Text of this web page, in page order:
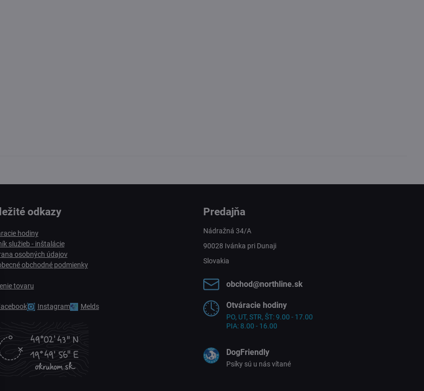
odkazy
hodiny
služieb - inštalácie
osobných údajov
obchodné podmienky
tovaru
Instagram Melds
Predajňa
Nádražná 34/A
90028 Ivánka pri Dunaji
Slovakia
obchod​@northline​.sk
Otváracie hodiny
PO, UT, STR, ŠT: 9.00 - 17.00
PIA: 8.00 - 16.00
DogFriendly
Psíky sú u nás vítané